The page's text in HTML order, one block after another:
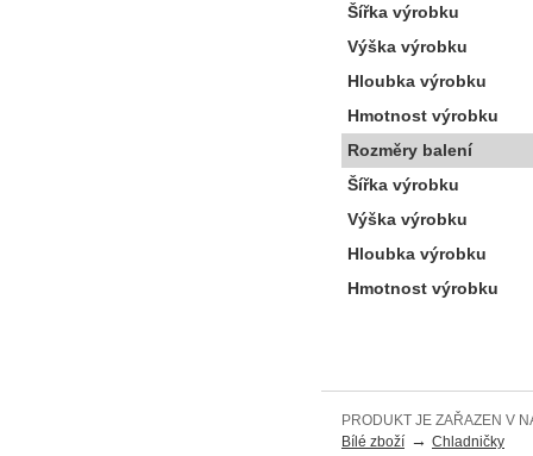
Šířka výrobku
Výška výrobku
Hloubka výrobku
Hmotnost výrobku
Rozměry balení
Šířka výrobku
Výška výrobku
Hloubka výrobku
Hmotnost výrobku
PRODUKT JE ZAŘAZEN V
Bílé zboží → Chladničky